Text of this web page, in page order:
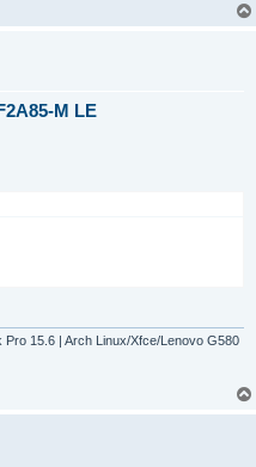
M LE
15.6 | Arch Linux/Xfce/Lenovo G580